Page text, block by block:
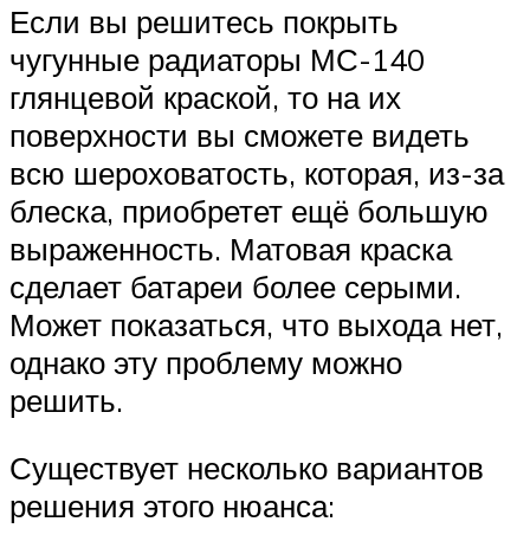
Если вы решитесь покрыть
чугунные радиаторы МС-140
глянцевой краской, то на их
поверхности вы сможете видеть
всю шероховатость, которая, из-за
блеска, приобретет ещё большую
выраженность. Матовая краска
сделает батареи более серыми.
Может показаться, что выхода нет,
однако эту проблему можно
решить.
Существует несколько вариантов
решения этого нюанса: